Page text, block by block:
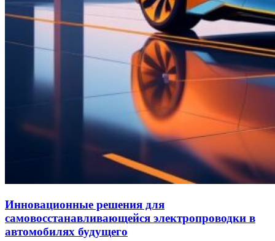
Инновационные решения для
самовосстанавливающейся электропроводки в
автомобилях будущего